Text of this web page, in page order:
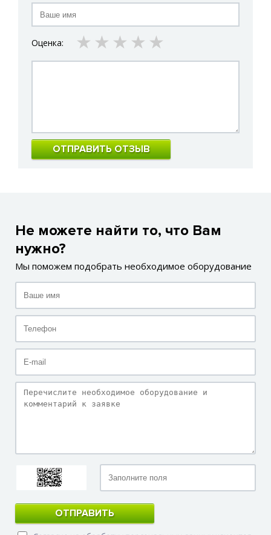
Оценка: 4 stars
3 stars
2 stars
1 star
ОТПРАВИТЬ ОТЗЫВ
Не можете найти то, что Вам
нужно?
Мы поможем подобрать необходимое оборудование
ОТПРАВИТЬ